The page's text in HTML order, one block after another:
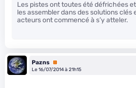
Les pistes ont toutes été défrichées et
les assembler dans des solutions clés
acteurs ont commencé à s’y atteler.
Pazns Premium
Le 16/07/2014 à 21h15